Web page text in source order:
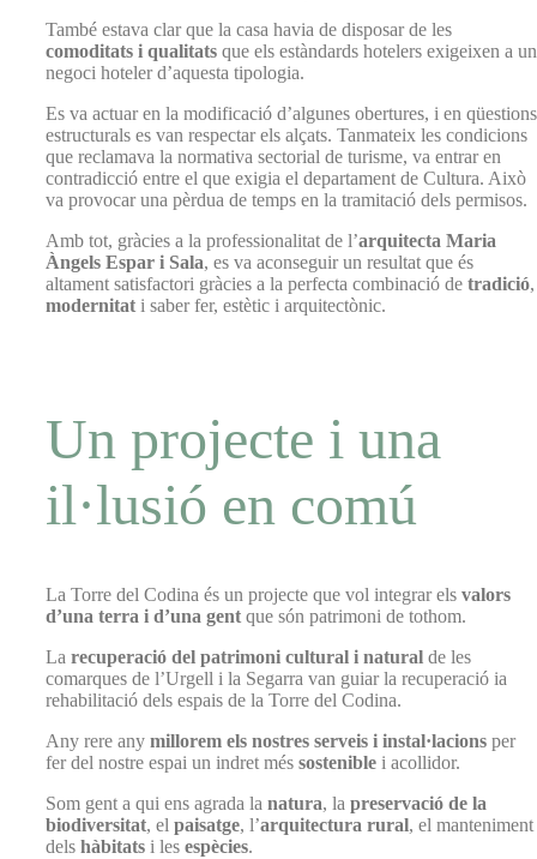
També estava clar que la casa havia de disposar de les
comoditats i qualitats que els estàndards hotelers exigeixen a un
negoci hoteler d’aquesta tipologia.
Es va actuar en la modificació d’algunes obertures, i en qüestions
estructurals es van respectar els alçats. Tanmateix les condicions
que reclamava la normativa sectorial de turisme, va entrar en
contradicció entre el que exigia el departament de Cultura. Això
va provocar una pèrdua de temps en la tramitació dels permisos.
Amb tot, gràcies a la professionalitat de l’arquitecta Maria
Àngels Espar i Sala, es va aconseguir un resultat que és
altament satisfactori gràcies a la perfecta combinació de tradició,
modernitat i saber fer, estètic i arquitectònic.
Un projecte i una
il·lusió en comú
La Torre del Codina és un projecte que vol integrar els valors
d’una terra i d’una gent que són patrimoni de tothom.
La recuperació del patrimoni cultural i natural de les
comarques de l’Urgell i la Segarra van guiar la recuperació ia
rehabilitació dels espais de la Torre del Codina.
Any rere any millorem els nostres serveis i instal·lacions per
fer del nostre espai un indret més sostenible i acollidor.
Som gent a qui ens agrada la natura, la preservació de la
biodiversitat, el paisatge, l’arquitectura rural, el manteniment
dels hàbitats i les espècies.